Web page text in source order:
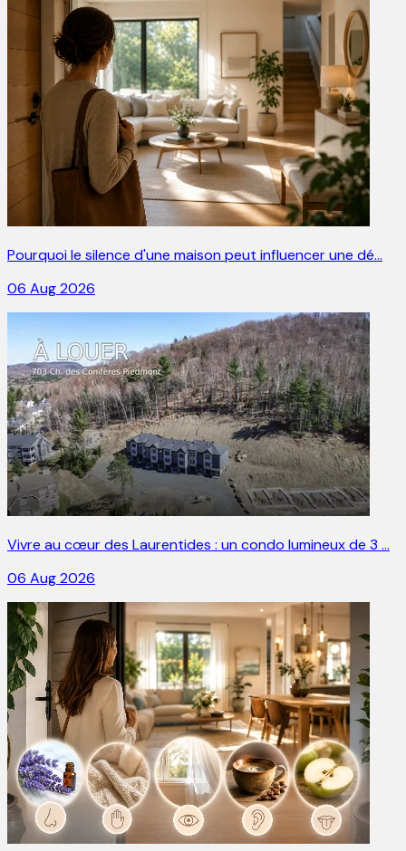
Pourquoi le silence d'une maison peut influencer une dé…
06 Aug 2026
Vivre au cœur des Laurentides : un condo lumineux de 3 …
06 Aug 2026